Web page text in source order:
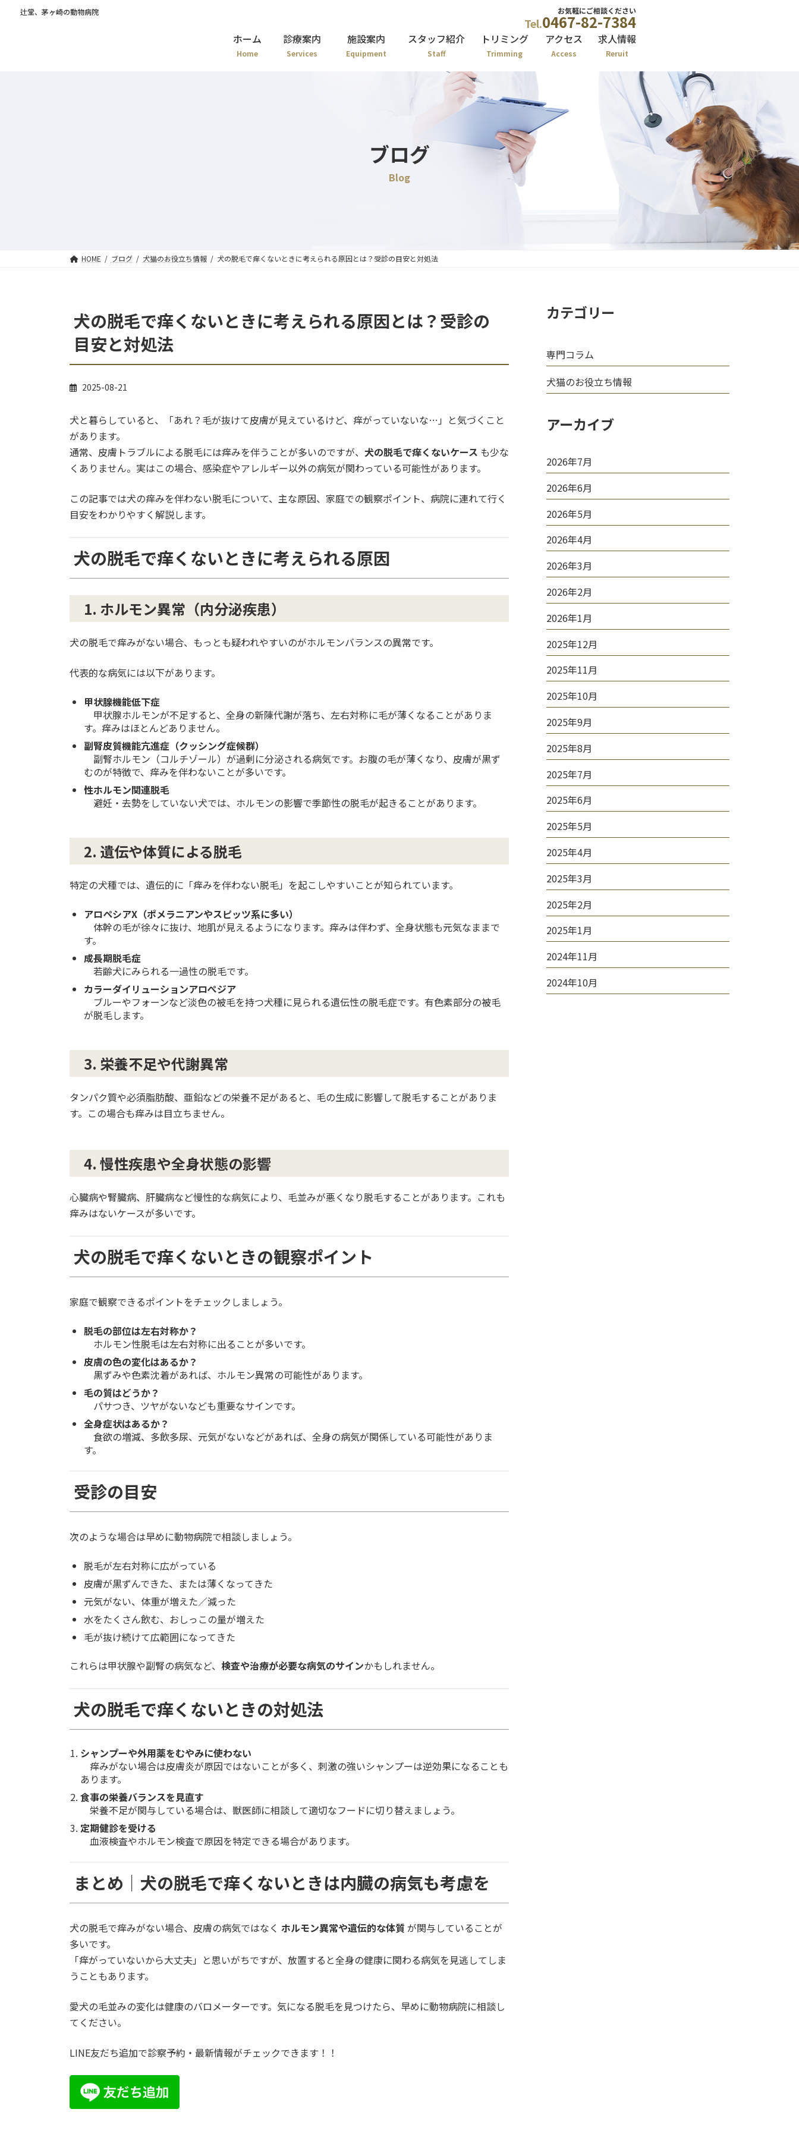
辻堂、茅ヶ崎の動物病院
ホーム
Home
診療案内
Services
施設案内
Equipment
スタッフ紹介
Staff
トリミング
Trimming
アクセス
Access
求人情報
Reruit
お気軽にご相談ください
Tel.0467-82-7384
ブログ
Blog
HOME ブログ 犬猫のお役立ち情報 犬の脱毛で痒くないときに考えられる原因とは？受診の目安と対処法
犬の脱毛で痒くないときに考えられる原因とは？受診の
目安と対処法
2025-08-21
犬と暮らしていると、「あれ？毛が抜けて皮膚が見えているけど、痒がっていないな…」と気づくこと
があります。
通常、皮膚トラブルによる脱毛には痒みを伴うことが多いのですが、 犬の脱毛で痒くないケース も少な
くありません。実はこの場合、感染症やアレルギー以外の病気が関わっている可能性があります。
この記事では犬の痒みを伴わない脱毛について、主な原因、家庭での観察ポイント、病院に連れて行く
目安をわかりやすく解説します。
犬の脱毛で痒くないときに考えられる原因
1. ホルモン異常（内分泌疾患）
犬の脱毛で痒みがない場合、もっとも疑われやすいのがホルモンバランスの異常です。
代表的な病気には以下があります。
甲状腺機能低下症
甲状腺ホルモンが不足すると、全身の新陳代謝が落ち、左右対称に毛が薄くなることがありま
す。痒みはほとんどありません。
副腎皮質機能亢進症（クッシング症候群）
副腎ホルモン（コルチゾール）が過剰に分泌される病気です。お腹の毛が薄くなり、皮膚が黒ず
むのが特徴で、痒みを伴わないことが多いです。
性ホルモン関連脱毛
避妊・去勢をしていない犬では、ホルモンの影響で季節性の脱毛が起きることがあります。
2. 遺伝や体質による脱毛
特定の犬種では、遺伝的に「痒みを伴わない脱毛」を起こしやすいことが知られています。
アロペシアX（ポメラニアンやスピッツ系に多い）
体幹の毛が徐々に抜け、地肌が見えるようになります。痒みは伴わず、全身状態も元気なままで
す。
成長期脱毛症
若齢犬にみられる一過性の脱毛です。
カラーダイリューションアロぺジア
ブルーやフォーンなど淡色の被毛を持つ犬種に見られる遺伝性の脱毛症です。有色素部分の被毛
が脱毛します。
3. 栄養不足や代謝異常
タンパク質や必須脂肪酸、亜鉛などの栄養不足があると、毛の生成に影響して脱毛することがありま
す。この場合も痒みは目立ちません。
4. 慢性疾患や全身状態の影響
心臓病や腎臓病、肝臓病など慢性的な病気により、毛並みが悪くなり脱毛することがあります。これも
痒みはないケースが多いです。
犬の脱毛で痒くないときの観察ポイント
家庭で観察できるポイントをチェックしましょう。
脱毛の部位は左右対称か？
ホルモン性脱毛は左右対称に出ることが多いです。
皮膚の色の変化はあるか？
黒ずみや色素沈着があれば、ホルモン異常の可能性があります。
毛の質はどうか？
パサつき、ツヤがないなども重要なサインです。
全身症状はあるか？
食欲の増減、多飲多尿、元気がないなどがあれば、全身の病気が関係している可能性がありま
す。
受診の目安
次のような場合は早めに動物病院で相談しましょう。
脱毛が左右対称に広がっている
皮膚が黒ずんできた、または薄くなってきた
元気がない、体重が増えた／減った
水をたくさん飲む、おしっこの量が増えた
毛が抜け続けて広範囲になってきた
これらは甲状腺や副腎の病気など、 検査や治療が必要な病気のサインかもしれません。
犬の脱毛で痒くないときの対処法
シャンプーや外用薬をむやみに使わない
痒みがない場合は皮膚炎が原因ではないことが多く、刺激の強いシャンプーは逆効果になることも
あります。
食事の栄養バランスを見直す
栄養不足が関与している場合は、獣医師に相談して適切なフードに切り替えましょう。
定期健診を受ける
血液検査やホルモン検査で原因を特定できる場合があります。
まとめ｜犬の脱毛で痒くないときは内臓の病気も考慮を
犬の脱毛で痒みがない場合、皮膚の病気ではなく ホルモン異常や遺伝的な体質が関与していることが
多いです。
「痒がっていないから大丈夫」と思いがちですが、放置すると全身の健康に関わる病気を見逃してしま
うこともあります。
愛犬の毛並みの変化は健康のバロメーターです。気になる脱毛を見つけたら、早めに動物病院に相談し
てください。
LINE友だち追加で診察予約・最新情報がチェックできます！！
カテゴリー
専門コラム
犬猫のお役立ち情報
アーカイブ
2026年7月
2026年6月
2026年5月
2026年4月
2026年3月
2026年2月
2026年1月
2025年12月
2025年11月
2025年10月
2025年9月
2025年8月
2025年7月
2025年6月
2025年5月
2025年4月
2025年3月
2025年2月
2025年1月
2024年11月
2024年10月